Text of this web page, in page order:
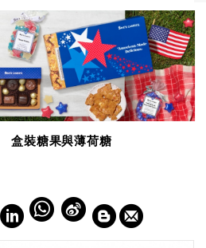
盒裝糖果與薄荷糖
W
h
S
i
n
忘記密碼
訂單查詢
匯款通知